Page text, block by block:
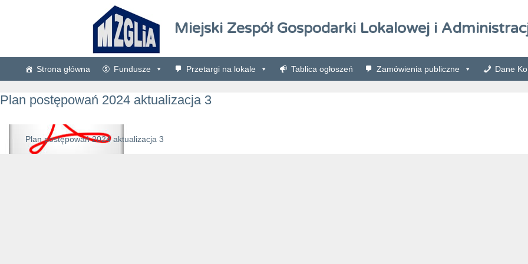
Miejski Zespół Gospodarki Lokalowej i
Strona główna Fundusze Przetargi na lokale Tablica ogłoszeń Zamówienia publiczne Dane
Plan postępowań 2024 aktualizacja 3
Plan postępowań 2024 aktualizacja 3